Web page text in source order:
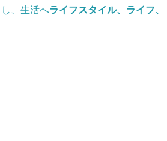
ライフスタイル、ライフ、